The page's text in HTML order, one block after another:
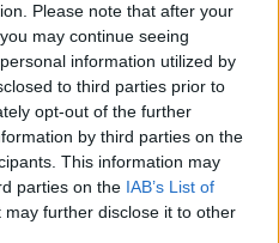
Please note that after your
may continue seeing
information utilized by
to third parties prior to
opt-out of the further
by third parties on the
This information may
parties on the IAB’s List of
may further disclose it to other
τον Ανέστη, η
ότι δεν τον
τύψεις πνίγουν την
αποφασίζουν να